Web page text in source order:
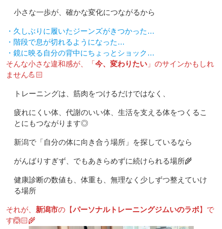
小さな一歩が、確かな変化につながるから
・久しぶりに履いたジーンズがきつかった…
・階段で息が切れるようになった…
・鏡に映る自分の背中にちょっとショック…
そんな小さな違和感が、「今、変わりたい 」のサインかもしれ
ません💪🏻
トレーニングは、筋肉をつけるだけではなく、
疲れにくい体、代謝のいい体、生活を支える体をつくるこ
とにもつながります◎
新潟で「自分の体に向き合う場所」を探しているなら
がんばりすぎず、でもあきらめずに続けられる場所🌾
健康診断の数値も、体重も、無理なく少しずつ整えていけ
る場所
それが、 新潟市の【パーソナルトレーニングジムいのラボ】で
す🙆🏻🌾